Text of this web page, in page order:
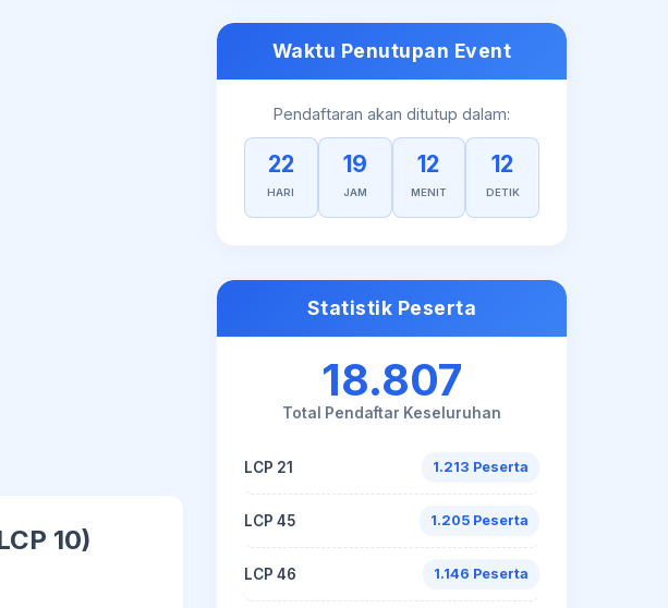
10)
Waktu Penutupan Event
Pendaftaran akan ditutup dalam:
22
HARI
19
JAM
12
MENIT
12
DETIK
Statistik Peserta
18.807
Total Pendaftar Keseluruhan
LCP 21 1.213 Peserta
LCP 45 1.205 Peserta
LCP 46 1.146 Peserta